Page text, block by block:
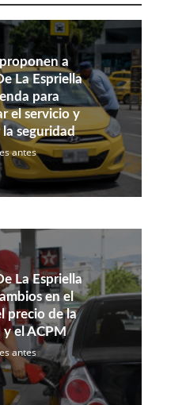
a
La Espriella
para
el servicio y
seguridad
antes
La Espriella
en el
precio de la
y el ACPM
antes